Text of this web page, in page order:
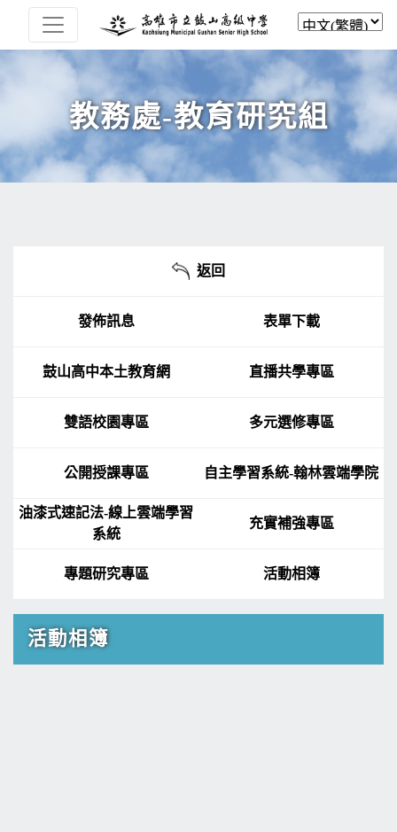
教務處-教育研究組
返回
發佈訊息 表單下載
鼓山高中本土教育網 直播共學專區
雙語校園專區 多元選修專區
公開授課專區 自主學習系統-翰林雲端學院
油漆式速記法-線上雲端學習
系統
充實補強專區
專題研究專區 活動相簿
活動相簿